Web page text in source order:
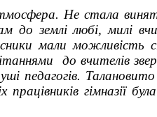
Не стала
до землі любі, милі
мали можливість
до вчителів
педагогів.
гімназії